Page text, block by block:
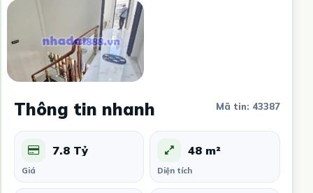
Thông tin nhanh Mã tin: 43387
7.8 Tỷ
Giá
48 m²
Diện tích